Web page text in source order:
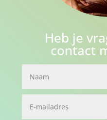
Heb je
contact